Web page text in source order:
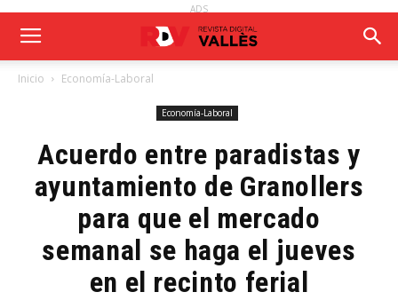
ADS
Inicio Economía-Laboral
Economía-Laboral
Acuerdo entre paradistas y
ayuntamiento de Granollers
para que el mercado
semanal se haga el jueves
en el recinto ferial